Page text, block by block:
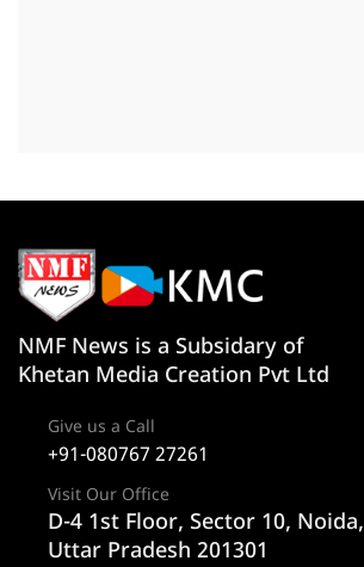
NMF News is a Subsidary of
Khetan Media Creation Pvt Ltd
Give us a Call
+91-080767 27261
Visit Our Office
D-4 1st Floor, Sector 10, Noida,
Uttar Pradesh 201301